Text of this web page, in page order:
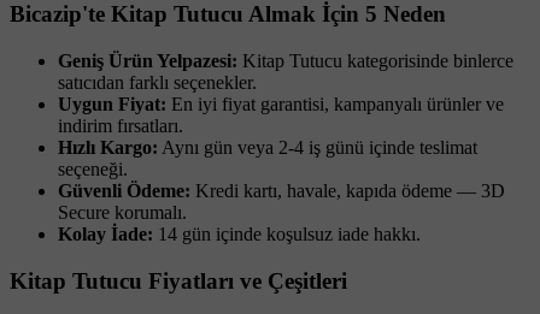
Bicazip'te Kitap Tutucu Almak İçin 5 Neden
Geniş Ürün Yelpazesi: Kitap Tutucu kategorisinde binlerce
satıcıdan farklı seçenekler.
Uygun Fiyat: En iyi fiyat garantisi, kampanyalı ürünler ve
indirim fırsatları.
Hızlı Kargo: Aynı gün veya 2-4 iş günü içinde teslimat
seçeneği.
Güvenli Ödeme: Kredi kartı, havale, kapıda ödeme — 3D
Secure korumalı.
Kolay İade: 14 gün içinde koşulsuz iade hakkı.
Kitap Tutucu Fiyatları ve Çeşitleri